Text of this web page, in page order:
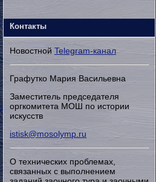
Контакты
Новостной Telegram-канал
Графутко Мария Васильевна
Заместитель председателя
оргкомитета МОШ по истории
искусств
istisk@mosolymp.ru
О технических проблемах,
связанных с выполнением